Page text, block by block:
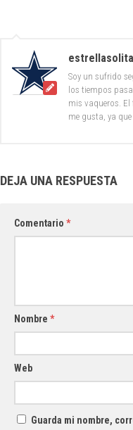
Soy un sufrido
los tiempos
mis vaqueros.
me gusta, ya
DEJA UNA RESPUESTA
Comentario *
Nombre *
Web
Guarda mi nombre,